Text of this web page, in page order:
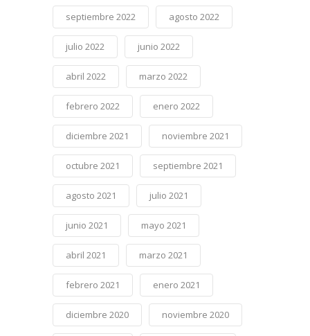
septiembre 2022 agosto 2022
julio 2022 junio 2022
abril 2022 marzo 2022
febrero 2022 enero 2022
diciembre 2021 noviembre 2021
octubre 2021 septiembre 2021
agosto 2021 julio 2021
junio 2021 mayo 2021
abril 2021 marzo 2021
febrero 2021 enero 2021
diciembre 2020 noviembre 2020